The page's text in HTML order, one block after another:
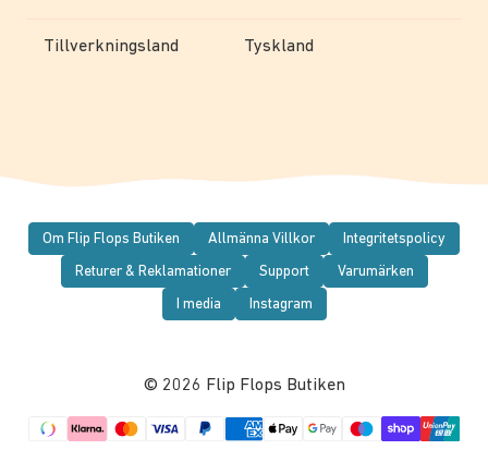
Tillverkningsland Tyskland
Om Flip Flops Butiken Allmänna Villkor
Integritetspolicy
Returer & Reklamationer
Support
Varumärken
I media
Instagram
© 2026 Flip Flops Butiken